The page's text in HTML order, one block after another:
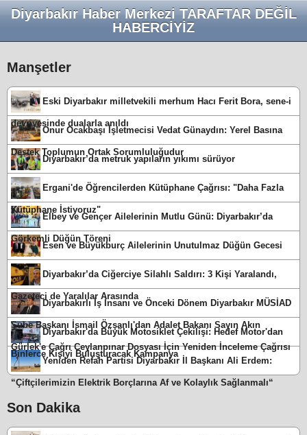
Diyarbakır Haber Merkezi TARAFTAR DEĞİL
HABERCİYİZ
Manşetler
Eski Diyarbakır milletvekili merhum Hacı Ferit Bora, sene-i
devriyesinde dualarla anıldı
Onur Ocakbaşı İşletmecisi Vedat Günaydın: Yerel Basına
Destek Toplumun Ortak Sorumluluğudur
Diyarbakır’da metruk yapıların yıkımı sürüyor
Ergani'de Öğrencilerden Kütüphane Çağrısı: "Daha Fazla
Kütüphane İstiyoruz"
Elbey ve Gençer Ailelerinin Mutlu Günü: Diyarbakır’da
Görkemli Düğün Töreni
Esen ve Büyükburç Ailelerinin Unutulmaz Düğün Gecesi
Diyarbakır’da Ciğerciye Silahlı Saldırı: 3 Kişi Yaralandı,
Gazeteci de Yaralılar Arasında
Diyarbakırlı İş İnsanı ve Önceki Dönem Diyarbakır MÜSİAD
Şube Başkanı İsmail Özşanlı'dan Adalet Bakanı Sayın Akın
Gürlek'e Çağrı Ceylanpınar Dosyası İçin Yeniden İnceleme Çağrısı
Diyarbakır'da Büyük Motosiklet Çekilişi: Hedef Motor'dan
Binlerce Kişiyi Buluşturacak Kampanya
Yeniden Refah Partisi Diyarbakır İl Başkanı Ali Erdem:
“Çiftçilerimizin Elektrik Borçlarına Af ve Kolaylık Sağlanmalı“
Son Dakika